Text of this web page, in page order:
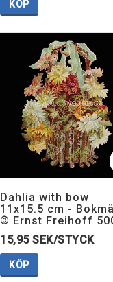
KÖP
Dahlia with bow
11x15.5 cm -
© Ernst Freihoff
15,95 SEK/STYCK
KÖP